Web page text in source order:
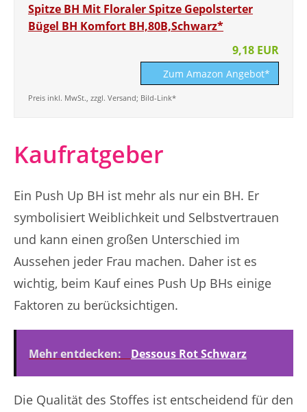
Spitze BH Mit Floraler Spitze Gepolsterter
Bügel BH Komfort BH,80B,Schwarz*
9,18 EUR
Zum Amazon Angebot*
Preis inkl. MwSt., zzgl. Versand; Bild-Link*
Kaufratgeber
Ein Push Up BH ist mehr als nur ein BH. Er
symbolisiert Weiblichkeit und Selbstvertrauen
und kann einen großen Unterschied im
Aussehen jeder Frau machen. Daher ist es
wichtig, beim Kauf eines Push Up BHs einige
Faktoren zu berücksichtigen.
Mehr entdecken: Dessous Rot Schwarz
Die Qualität des Stoffes ist entscheidend für den